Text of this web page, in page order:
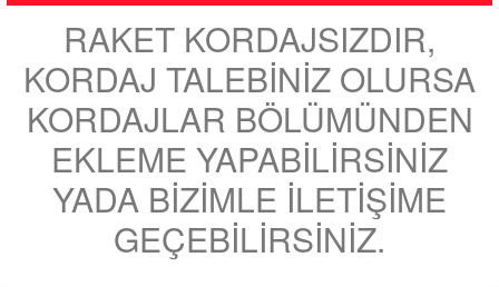
RAKET KORDAJSIZDIR,
KORDAJ TALEBİNİZ OLURSA
KORDAJLAR BÖLÜMÜNDEN
EKLEME YAPABİLİRSİNİZ
YADA BİZİMLE İLETİŞİME
GEÇEBİLİRSİNİZ.